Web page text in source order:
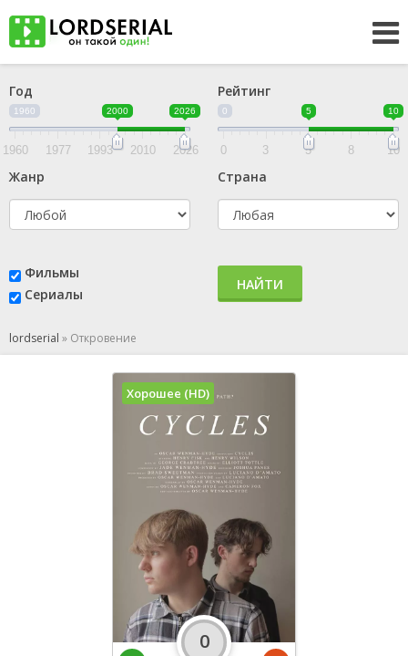
Год
1960 2000 2026
1960 1977 1993 2010 2026
Рейтинг
0 5 10
0 3 5 8 10
Жанр Страна
Фильмы
Сериалы
НАЙТИ
lordserial » Откровение
Хорошее (HD)
0